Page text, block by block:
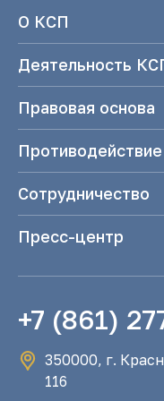
О КСП
Деятельность
Правовая основа
Сотрудничество
Пресс-центр
+7 (861)
350000, г.
116